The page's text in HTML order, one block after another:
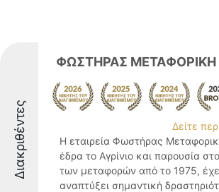
Διακριθέντες
ΦΩΣΤΗΡΑΣ ΜΕΤΑΦΟΡΙΚΗ
Δείτε
Η εταιρεία Φωστήρας
έδρα το Αγρίνιο και παρουσία
των μεταφορών από το 1975,
αναπτύξει σημαντική